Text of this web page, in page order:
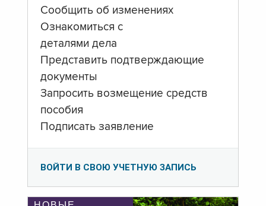
Сообщить об изменениях
Ознакомиться с
деталями дела
Представить подтверждающие
документы
Запросить возмещение средств
пособия
Подписать заявление
ВОЙТИ В СВОЮ УЧЕТНУЮ ЗАПИСЬ